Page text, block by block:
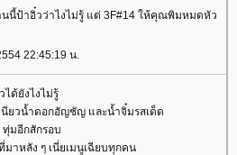
นี้ป้าอิ๋วว่าไงไม่รู้ แต่ 3F#14 ให้คุณพิมหมดหัว
22:45:19 น.
ด้ยังไงไม่รู้
ยวน้ำดอกอัญชัญ และน้ำจิ๋มรสเด็ด
มอีกสักรอบ
าหลัง ๆ เนี่ยเมนูเฉียบทุกคน